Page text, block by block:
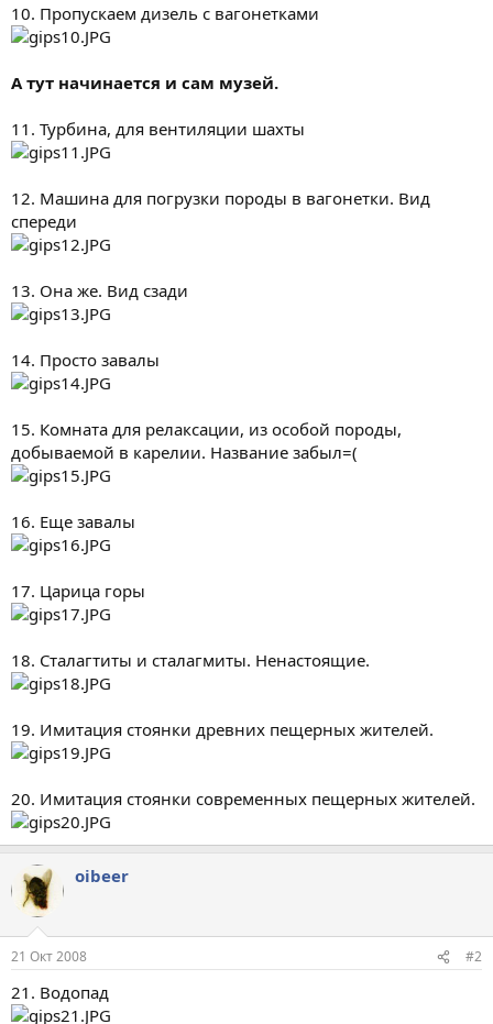
10. Пропускаем дизель с вагонетками
А тут начинается и сам музей.
11. Турбина, для вентиляции шахты
12. Машина для погрузки породы в вагонетки. Вид
спереди
13. Она же. Вид сзади
14. Просто завалы
15. Комната для релаксации, из особой породы,
добываемой в карелии. Название забыл=(
16. Еще завалы
17. Царица горы
18. Сталагтиты и сталагмиты. Ненастоящие.
19. Имитация стоянки древних пещерных жителей.
20. Имитация стоянки современных пещерных жителей.
oibeer
21 Окт 2008 #2
21. Водопад